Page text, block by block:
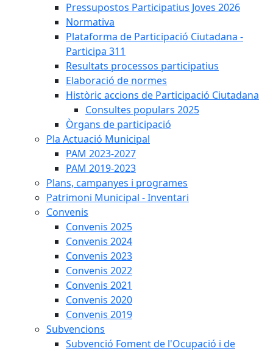
Pressupostos Participatius Joves 2026
Normativa
Plataforma de Participació Ciutadana -
Participa 311
Resultats processos participatius
Elaboració de normes
Històric accions de Participació Ciutadana
Consultes populars 2025
Òrgans de participació
Pla Actuació Municipal
PAM 2023-2027
PAM 2019-2023
Plans, campanyes i programes
Patrimoni Municipal - Inventari
Convenis
Convenis 2025
Convenis 2024
Convenis 2023
Convenis 2022
Convenis 2021
Convenis 2020
Convenis 2019
Subvencions
Subvenció Foment de l'Ocupació i de